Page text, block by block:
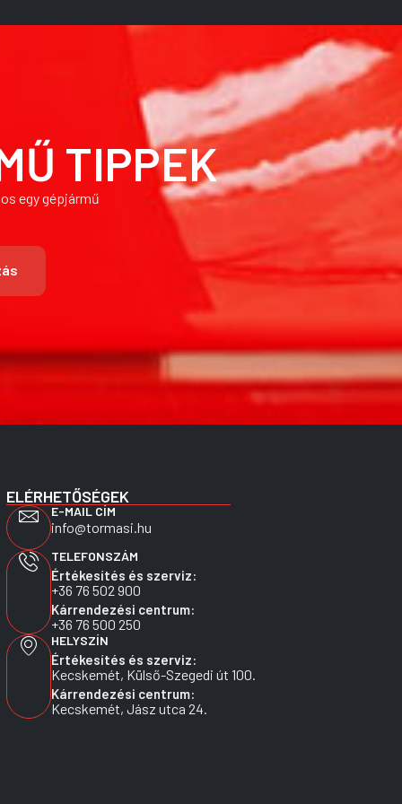
TIPPEK
egy gépjármű
ELÉRHETŐSÉGEK
E-MAIL CÍM
info@tormasi.hu
TELEFONSZÁM
Értékesítés és szerviz:
+36 76 502 900
Kárrendezési centrum:
+36 76 500 250
HELYSZÍN
Értékesítés és szerviz:
Kecskemét, Külső-Szegedi út 100.
Kárrendezési centrum:
Kecskemét, Jász utca 24.